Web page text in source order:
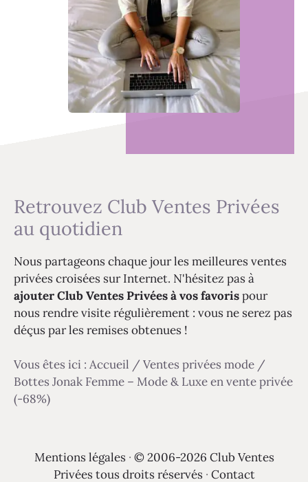
Retrouvez Club Ventes Privées
au quotidien
Nous partageons chaque jour les meilleures ventes
privées croisées sur Internet. N'hésitez pas à
ajouter Club Ventes Privées à vos favorispour
nous rendre visite régulièrement : vous ne serez pas
déçus par les remises obtenues !
Vous êtes ici : Accueil / Ventes privées mode /
Bottes Jonak Femme – Mode & Luxe en vente privée
(-68%)
Mentions légales · © 2006-2026 Club Ventes
Privées tous droits réservés · Contact